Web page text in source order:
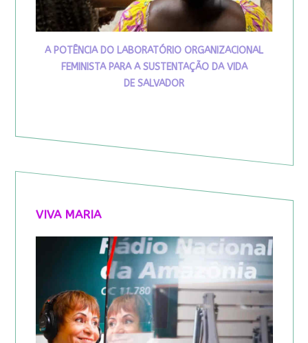
A POTÊNCIA DO LABORATÓRIO ORGANIZACIONAL
FEMINISTA PARA A SUSTENTAÇÃO DA VIDA
DE SALVADOR
VIVA MARIA